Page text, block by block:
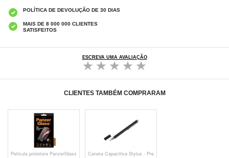
POLÍTICA DE DEVOLUÇÃO DE 30 DIAS
MAIS DE 8 000 000 CLIENTES
SATISFEITOS
ESCREVA UMA AVALIAÇÃO
CLIENTES TAMBÉM COMPRARAM
Película protetora PanzerGlass Caneta Capacitiva Stylus - Pre